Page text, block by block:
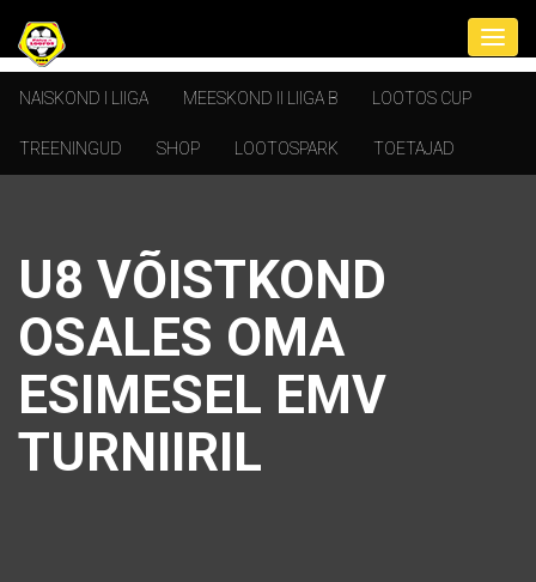
NAISKOND I LIIGA MEESKOND II LIIGA B LOOTOS CUP
TREENINGUD SHOP LOOTOSPARK TOETAJAD
U8 VÕISTKOND
OSALES OMA
ESIMESEL EMV
TURNIIRIL